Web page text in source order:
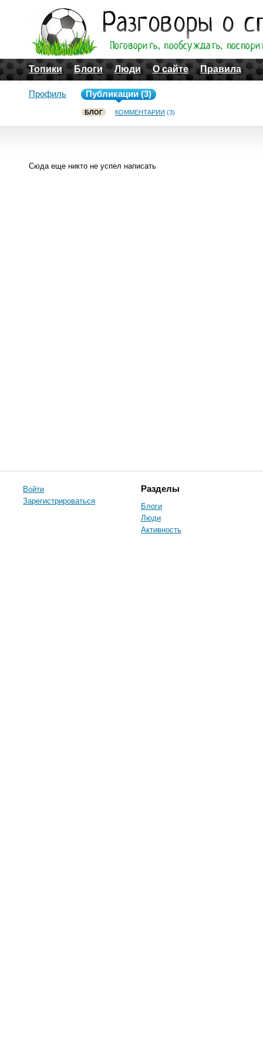
Топики Блоги Люди О сайте Правила
Профиль Публикации (3)
БЛОГ КОММЕНТАРИИ (3)
Сюда еще никто не успел написать
Войти
Зарегистрироваться
Разделы
Блоги
Люди
Активность